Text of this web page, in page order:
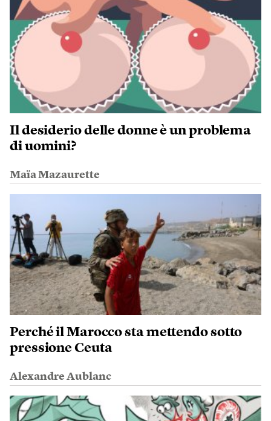
Il desiderio delle donne è un problema
di uomini?
Maïa Mazaurette
Perché il Marocco sta mettendo sotto
pressione Ceuta
Alexandre Aublanc